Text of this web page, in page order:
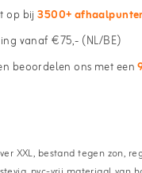
op bij3500+
vanaf €75,- (NL/BE)
beoordelen ons met een
XXL, bestand tegen zon,